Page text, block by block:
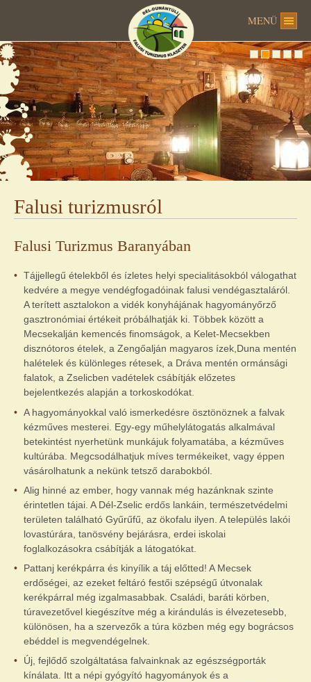
MENÜ
Falusi turizmusról
Falusi Turizmus Baranyában
Tájjellegű ételekből és ízletes helyi specialitásokból válogathat
kedvére a megye vendégfogadóinak falusi vendégasztaláról.
A terített asztalokon a vidék konyhájának hagyományőrző
gasztronómiai értékeit próbálhatják ki. Többek között a
Mecsekalján kemencés finomságok, a Kelet-Mecsekben
disznótoros ételek, a Zengőalján magyaros ízek,Duna mentén
halételek és különleges rétesek, a Dráva mentén ormánsági
falatok, a Zselicben vadételek csábítják előzetes
bejelentkezés alapján a torkoskodókat.
A hagyományokkal való ismerkedésre ösztönöznek a falvak
kézműves mesterei. Egy-egy műhelylátogatás alkalmával
betekintést nyerhetünk munkájuk folyamatába, a kézműves
kultúrába. Megcsodálhatjuk míves termékeiket, vagy éppen
vásárolhatunk a nekünk tetsző darabokból.
Alig hinné az ember, hogy vannak még hazánknak szinte
érintetlen tájai. A Dél-Zselic erdős lankáin, természetvédelmi
területen található Gyűrűfű, az ökofalu ilyen. A település lakói
lovastúrára, tanösvény bejárásra, erdei iskolai
foglalkozásokra csábítják a látogatókat.
Pattanj kerékpárra és kinyílik a táj előtted! A Mecsek
erdőségei, az ezeket feltáró festői szépségű útvonalak
kerékpárral még izgalmasabbak. Családi, baráti körben,
túravezetővel kiegészítve még a kirándulás is élvezetesebb,
különösen, ha a szervezők a túra közben még egy bográcsos
ebéddel is megvendégelnek.
Új, fejlődő szolgáltatása falvainknak az egészségporták
kínálata. Itt a népi gyógyító hagyományok és a